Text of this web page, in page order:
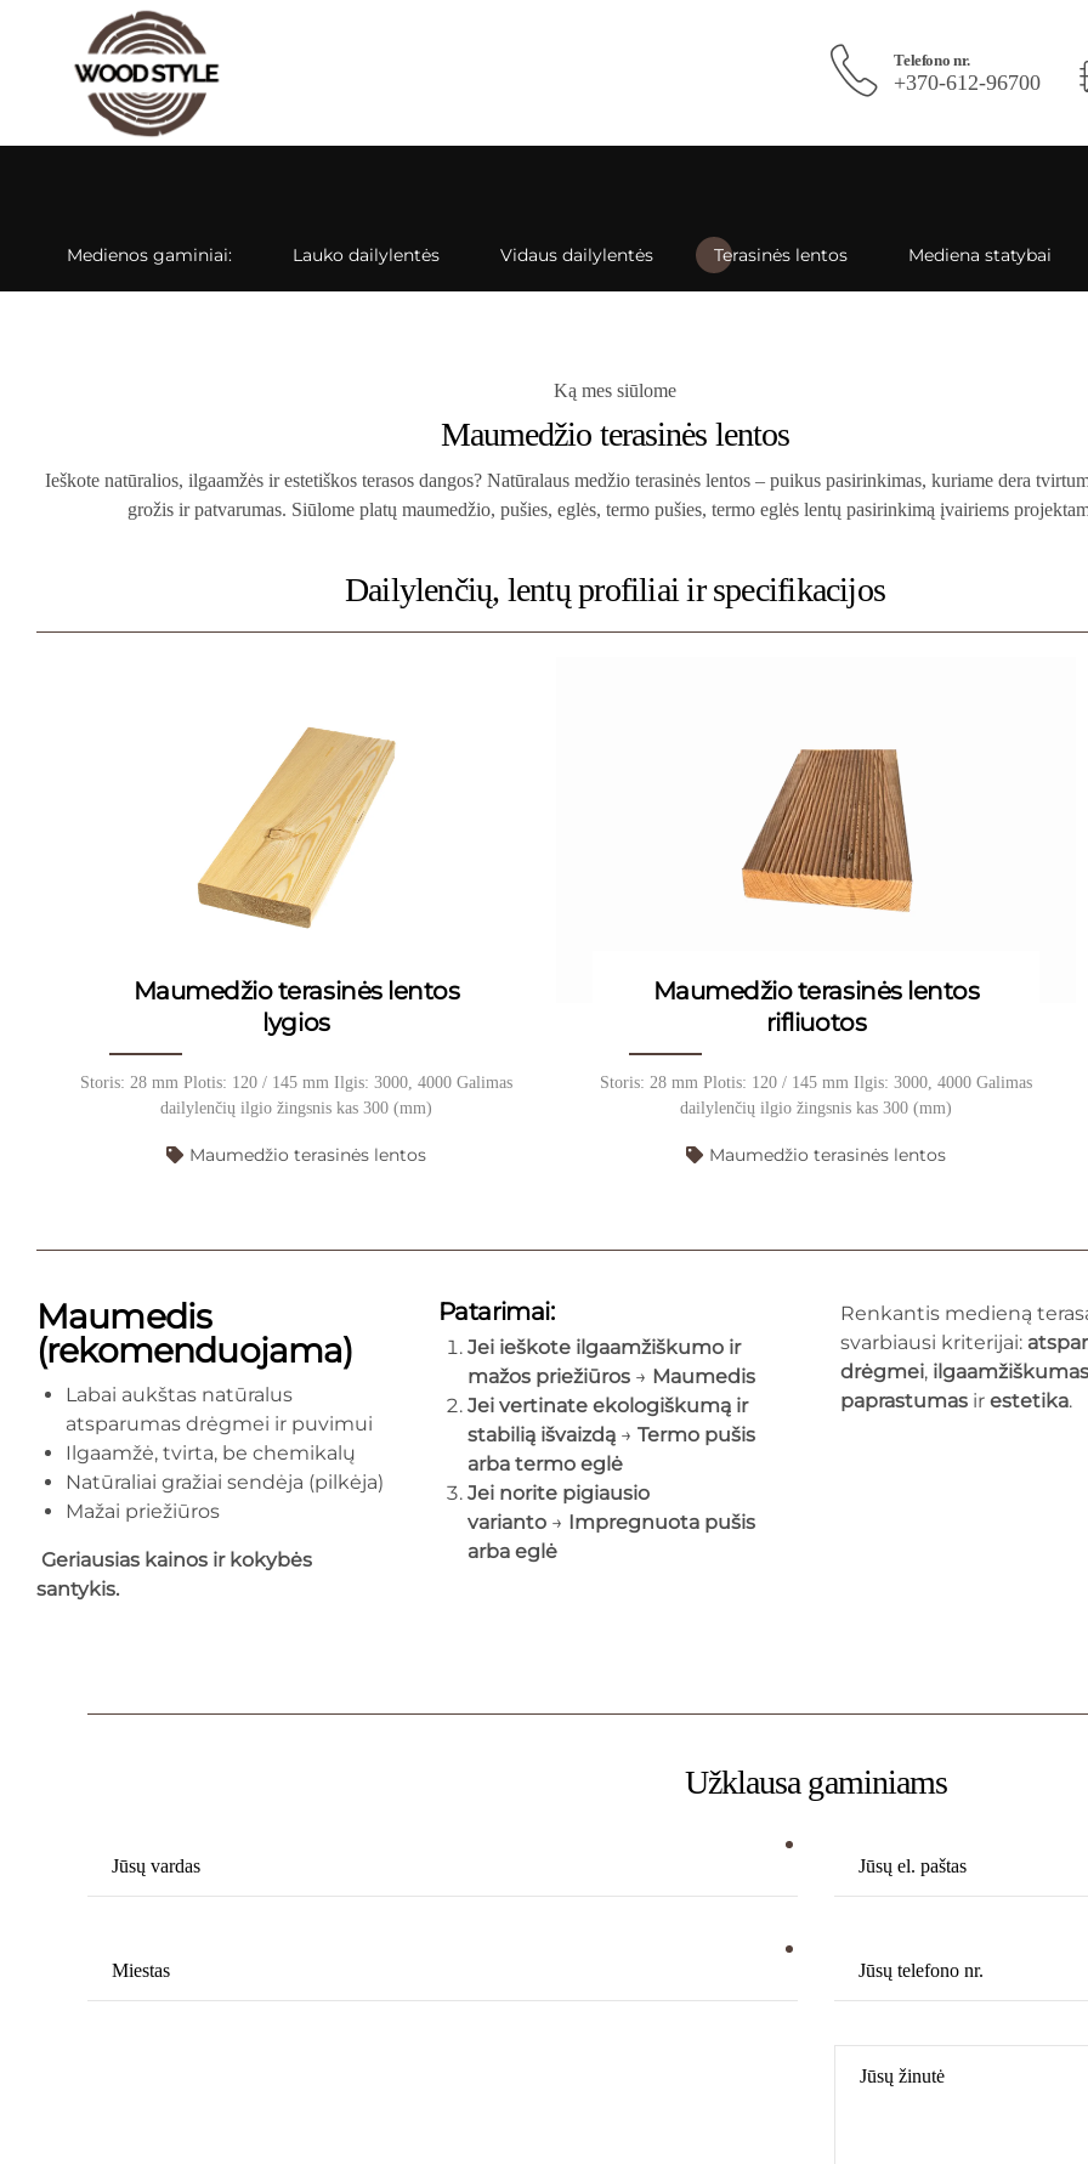
Telefono nr.
+370-612-96700
Medienos gaminiai: Lauko dailylentės Vidaus dailylentės Terasinės lentos Mediena statybai
Ką mes siūlome
Maumedžio terasinės lentos
Ieškote natūralios, ilgaamžės ir estetiškos terasos dangos? Natūralaus medžio terasinės lentos – puikus pasirinkimas, kuriame dera
grožis ir patvarumas. Siūlome platų maumedžio, pušies, eglės, termo pušies, termo eglės lentų pasirinkimą įvairiems
Dailylenčių, lentų profiliai ir specifikacijos
Maumedžio terasinės lentos
Maumedžio terasinės lentos
lygios
Storis: 28 mm Plotis: 120 / 145 mm Ilgis: 3000, 4000 Galimas
dailylenčių ilgio žingsnis kas 300 (mm)
Maumedžio terasinės lentos
Maumedžio terasinės lentos
rifliuotos
Storis: 28 mm Plotis: 120 / 145 mm Ilgis: 3000, 4000 Galimas
dailylenčių ilgio žingsnis kas 300 (mm)
Maumedis
(rekomenduojama)
Labai aukštas natūralus
atsparumas drėgmei ir puvimui
Ilgaamžė, tvirta, be chemikalų
Natūraliai gražiai sendėja (pilkėja)
Mažai priežiūros
Geriausias kainos ir kokybės
santykis.
Patarimai:
Jei ieškote ilgaamžiškumo ir
mažos priežiūros → Maumedis
Jei vertinate ekologiškumą ir
stabilią išvaizdą → Termo pušis
arba termo eglė
Jei norite pigiausio
varianto → Impregnuota pušis
arba eglė
Renkantis medieną
svarbiausi kriterijai:
drėgmei, ilgaamžiškumas
paprastumas ir estetika.
Užklausa gaminiams